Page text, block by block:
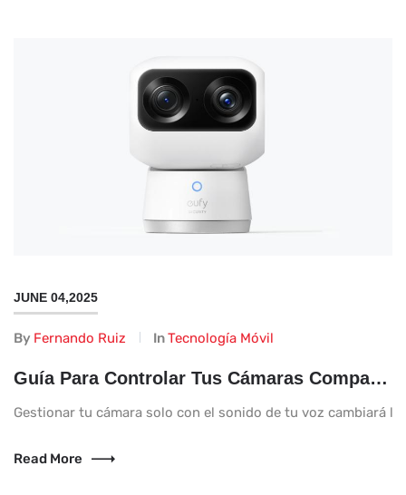
JUNE 04,2025
By Fernando Ruiz InTecnología Móvil
Guía Para Controlar Tus Cámaras Compatibles Con Alexa Mediante Comandos de Voz
Gestionar tu cámara solo con el sonido de tu voz cambiará
Read More